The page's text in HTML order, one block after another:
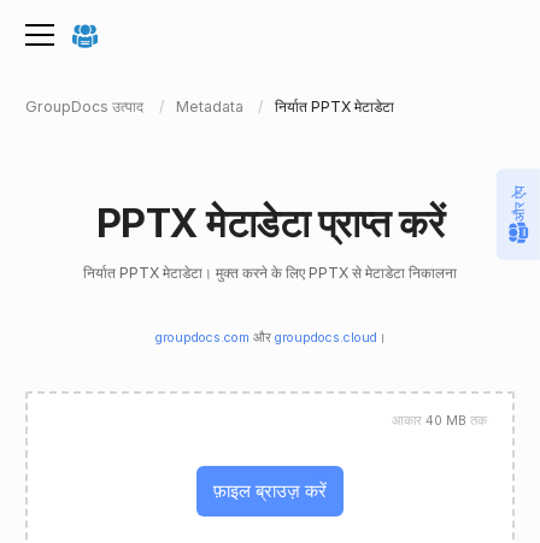
GroupDocs उत्पाद Metadata निर्यात PPTX मेटाडेटा
PPTX मेटाडेटा प्राप्त करें
निर्यात PPTX मेटाडेटा। मुक्त करने के लिए PPTX से मेटाडेटा निकालना
groupdocs.com और groupdocs.cloud ।
फ़ाइल ब्राउज़ करें
आकार 40 MB तक
और ऐप